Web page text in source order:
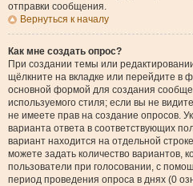
отправки сообщения.
Вернуться к началу
Как мне создать опрос?
При создании темы или
щёлкните на вкладке или перейдите в
основной формой для создания
используемого стиля; если вы не
не имеете прав на создание опросов.
варианта ответа в соответствующих
вариант находится на отдельной
можете задать количество вариантов,
пользователи при голосовании, с
период проведения опроса в днях (0